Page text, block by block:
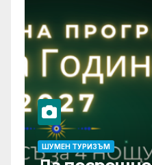
ШУМЕН ТУРИЗЪМ